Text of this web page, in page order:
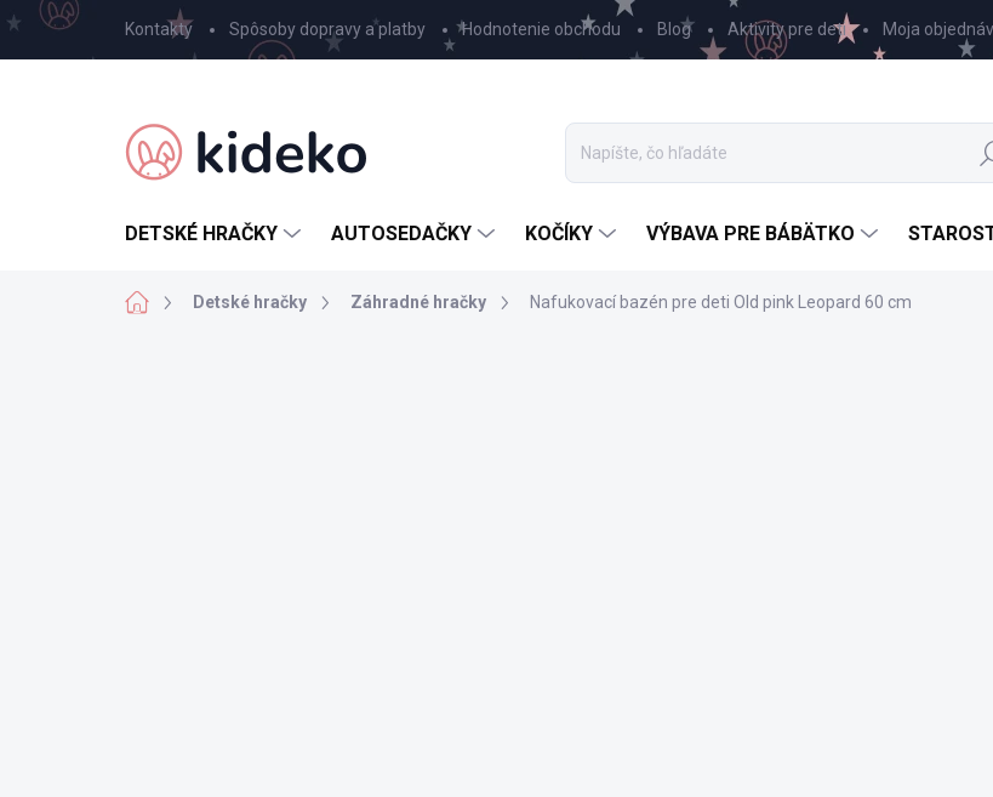
Prejsť
na
obsah
Kontakty Spôsoby dopravy a platby Hodnotenie obchodu Blog Aktivity pre deti Moja
DETSKÉ HRAČKY AUTOSEDAČKY KOČÍKY VÝBAVA PRE BÁBÄTKO
DomovDetské hračky Záhradné hračky Nafukovací bazén pre deti Old pink Leopard 60 cm